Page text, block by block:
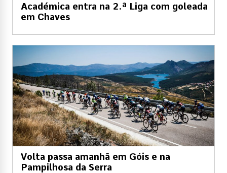
Académica entra na 2.ª Liga com goleada
em Chaves
Volta passa amanhã em Góis e na
Pampilhosa da Serra